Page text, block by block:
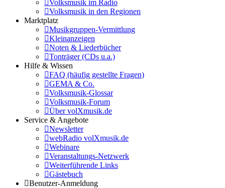
Volksmusik im Radio
Volksmusik in den Regionen
Marktplatz
Musikgruppen-Vermittlung
Kleinanzeigen
Noten & Liederbücher
Tonträger (CDs u.a.)
Hilfe & Wissen
FAQ (häufig gestellte Fragen)
GEMA & Co.
Volksmusik-Glossar
Volksmusik-Forum
Über volXmusik.de
Service & Angebote
Newsletter
webRadio volXmusik.de
Webinare
Veranstaltungs-Netzwerk
Weiterführende Links
Gästebuch
Benutzer-Anmeldung